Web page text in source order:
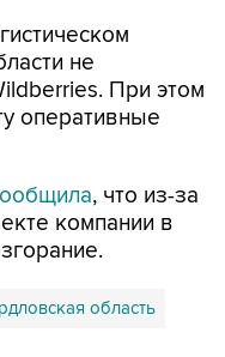
не
При этом
оперативные
, что из-за
компании в
область